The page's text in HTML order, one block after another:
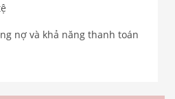
nợ và khả năng thanh toán